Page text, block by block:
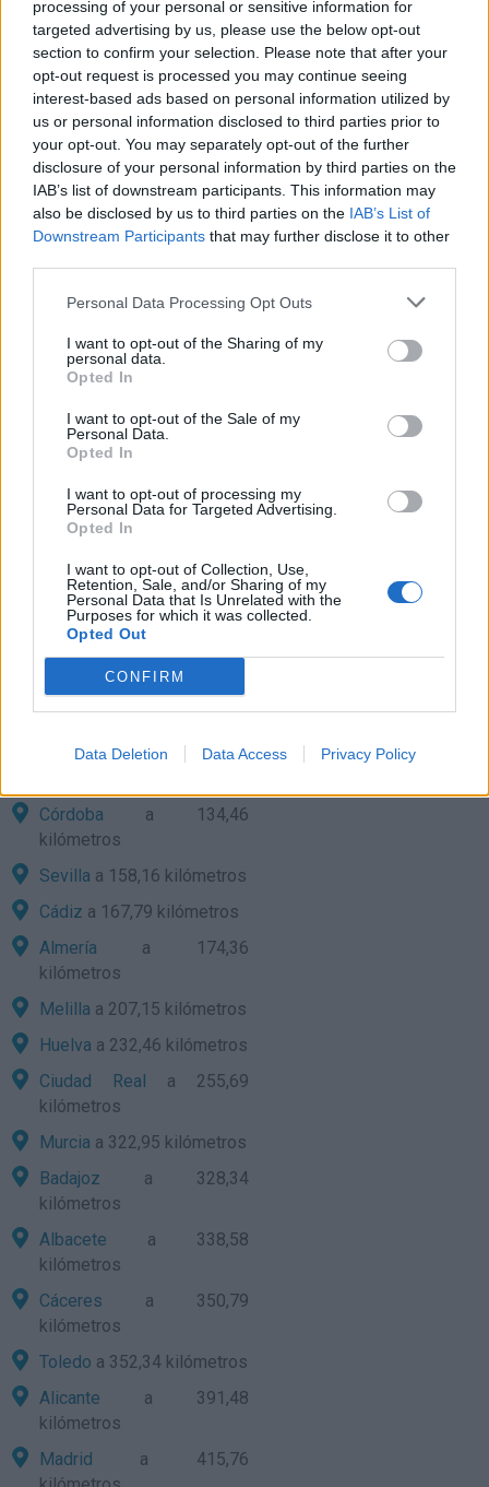
processing of your personal or sensitive information for
targeted advertising by us, please use the below opt-out
section to confirm your selection. Please note that after your
opt-out request is processed you may continue seeing
interest-based ads based on personal information utilized by
us or personal information disclosed to third parties prior to
your opt-out. You may separately opt-out of the further
disclosure of your personal information by third parties on the
IAB’s list of downstream participants. This information may
also be disclosed by us to third parties on the IAB’s List of
Downstream Participants that may further disclose it to other
Personal Data Processing Opt Outs
I want to opt-out of the Sharing of my
personal data.
Opted In
I want to opt-out of the Sale of my
Personal Data.
Opted In
I want to opt-out of processing my
Personal Data for Targeted Advertising.
Opted In
I want to opt-out of Collection, Use,
Retention, Sale, and/or Sharing of my
Personal Data that Is Unrelated with the
Purposes for which it was collected.
Opted Out
CONFIRM
Data Deletion Data Access Privacy Policy
Cómo llegar a Málaga por carretera:
¿Como puedo llegar en coche a Málaga desde localidades
cercanas?
Totalána 12,05 kilómetros
Rincon de la Victoriaa
12,89 kilómetros
Torremolinosa 12,99
kilómetros
kilómetros
Moclinejo a 15,67
kilómetros
Almogíaa 16,13 kilómetros
Macharaviayaa 18,78
kilómetros
Casabermejaa 19,40
kilómetros
Benalmadenaa 19,46
kilómetros
¿Cómo llegar a Málaga
desde localidades con gran
Granadaa 89,13 kilómetros
a 122,42 kilómetros
Córdoba a 134,46
kilómetros
Sevilla a 158,16 kilómetros
Cádiz a 167,79 kilómetros
Almería a 174,36
kilómetros
Melilla a 207,15 kilómetros
Huelva a 232,46 kilómetros
Ciudad Real a 255,69
kilómetros
Murcia a 322,95 kilómetros
Badajoz a 328,34
kilómetros
Albacete a 338,58
kilómetros
Cáceres a 350,79
kilómetros
Toledo a 352,34 kilómetros
Alicante a 391,48
kilómetros
Madrid a 415,76
Comparte
cómo llegar